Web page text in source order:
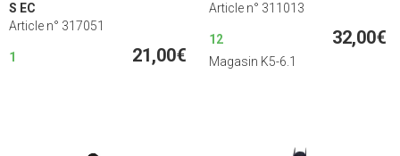
S EC
Article n° 317051
1 21,00€
Article n° 311013
12 32,00€
Magasin K5-6.1